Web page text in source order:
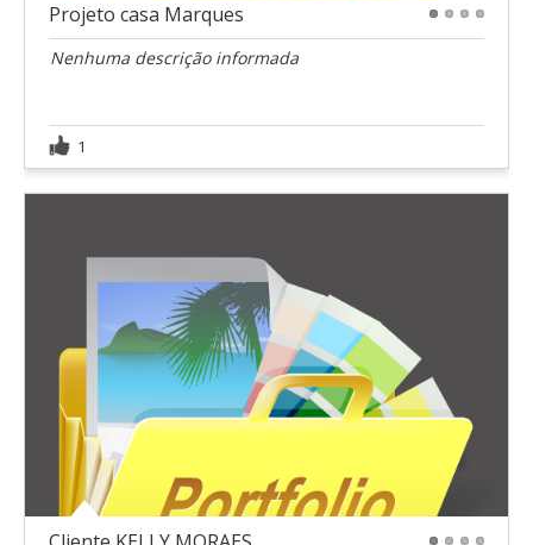
Projeto casa Marques
Nenhuma descrição informada
1